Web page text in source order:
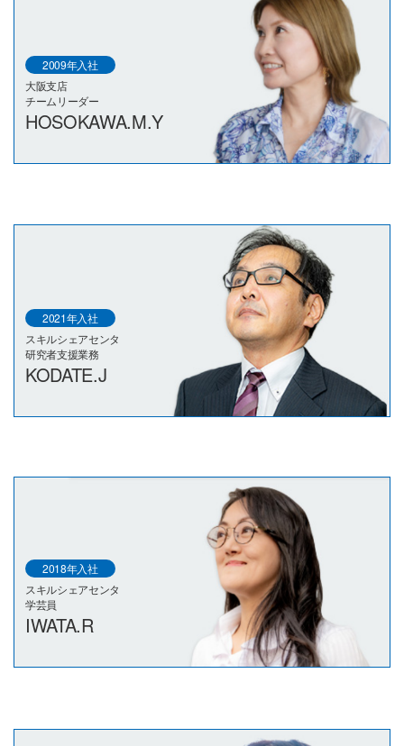
2009年入社
大阪支店
チームリーダー
HOSOKAWA.M.Y
2021年入社
スキルシェアセンタ
研究者支援業務
KODATE.J
2018年入社
スキルシェアセンタ
学芸員
IWATA.R